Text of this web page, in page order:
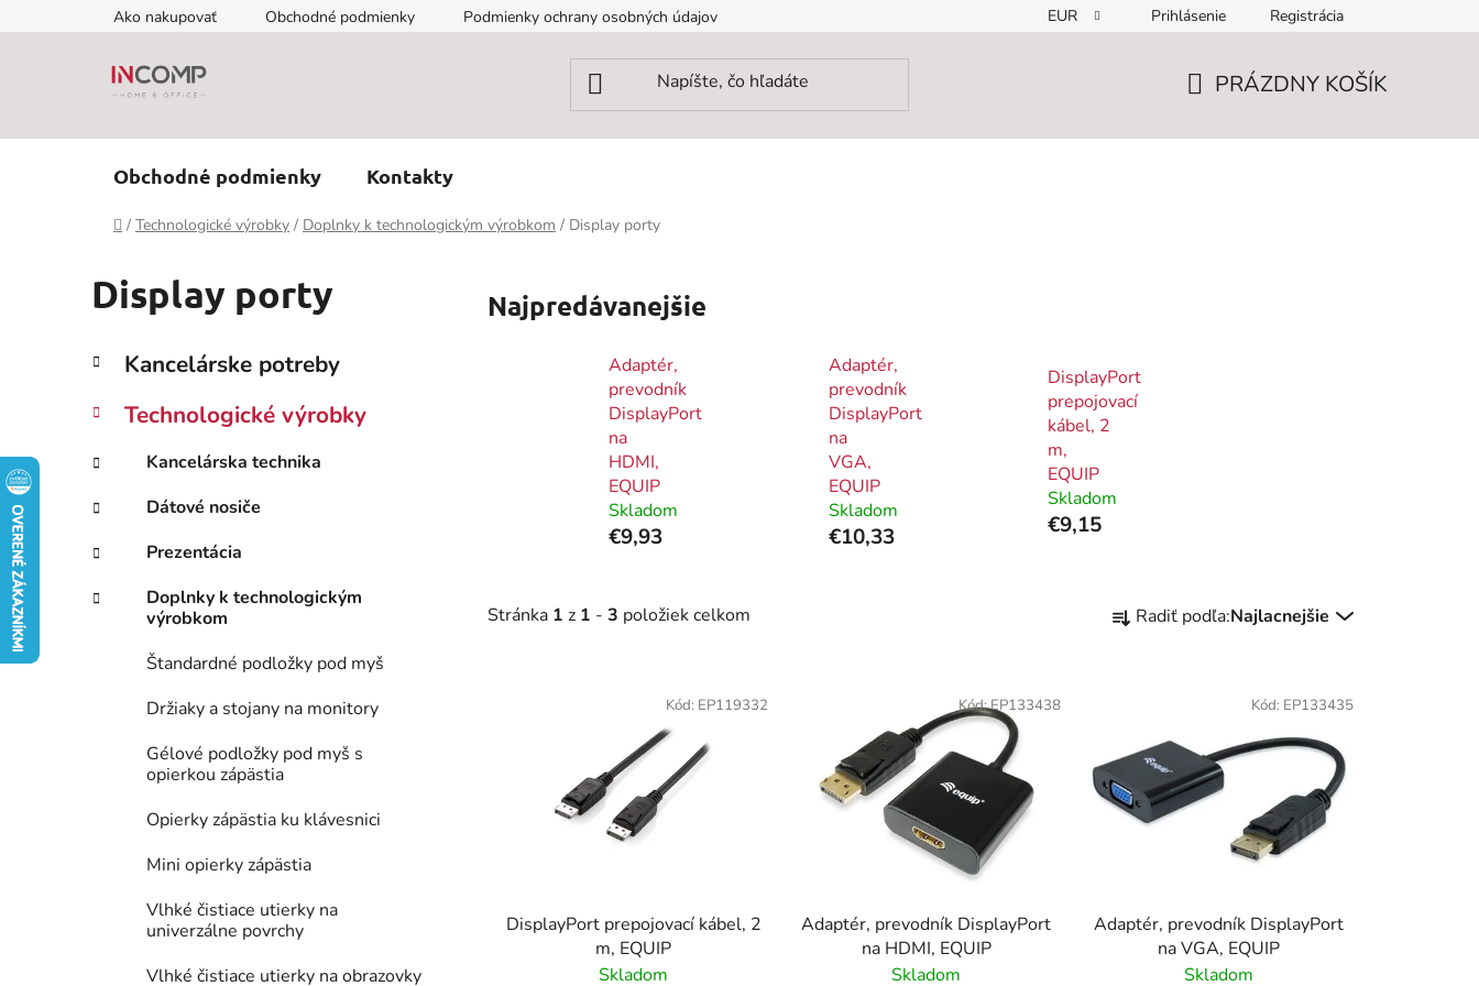
na
Ako nakupovať Obchodné podmienky Podmienky ochrany osobných údajov EUR Prihlásenie Registrácia
PRÁZDNY KOŠÍK
Obchodné podmienky Kontakty
Domov
/ Technologické výrobky / Doplnky k technologickým výrobkom / Display porty
Display porty
B
č
ý
p
a
n
l
Preskočiť
kategórie
K
a
e
ó
i
e
Kancelárske potreby
Technologické výrobky
Kancelárska technika
Dátové nosiče
Prezentácia
Doplnky k technologickým
výrobkom
Štandardné podložky pod myš
Držiaky a stojany na monitory
Gélové podložky pod myš s
opierkou zápästia
Opierky zápästia ku klávesnici
Mini opierky zápästia
Vlhké čistiace utierky na
univerzálne povrchy
Vlhké čistiace utierky na obrazovky
Najpredávanejšie
Adaptér,
prevodník
DisplayPort
na
HDMI,
EQUIP
Skladom
€9,93
Adaptér,
prevodník
DisplayPort
na
VGA,
EQUIP
Skladom
€10,33
DisplayPort
prepojovací
kábel, 2
m,
EQUIP
Skladom
€9,15
Stránka 1 z 1 - 3 položiek celkom
a
e
p
u
k
Radiť podľa:Najlacnejšie
DisplayPort prepojovací kábel, 2
m, EQUIP
Skladom
Kód: EP119332
Adaptér, prevodník DisplayPort
na HDMI, EQUIP
Skladom
Kód:EP133438
Adaptér, prevodník DisplayPort
na VGA, EQUIP
Skladom
Kód: EP133435